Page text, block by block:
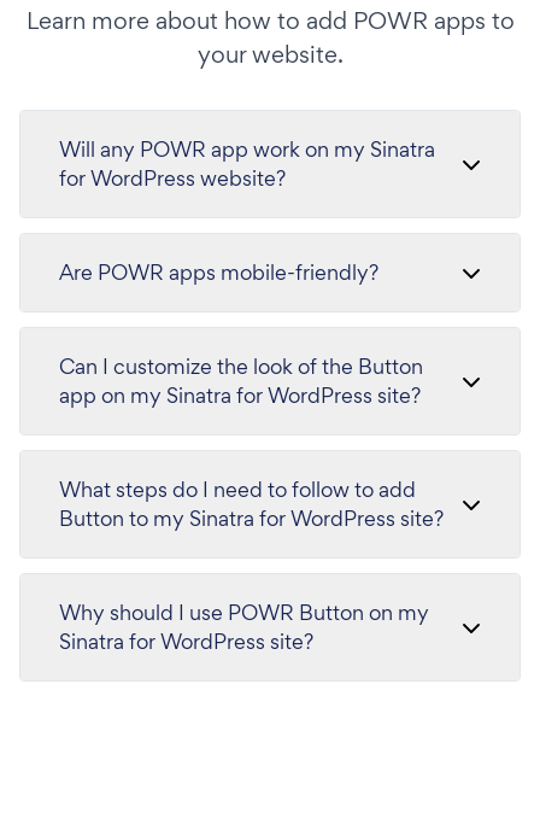
Learn more about how to add POWR apps to
your website.
Will any POWR app work on my Sinatra
for WordPress website?
Are POWR apps mobile-friendly?
Can I customize the look of the Button
app on my Sinatra for WordPress site?
What steps do I need to follow to add
Button to my Sinatra for WordPress site?
Why should I use POWR Button on my
Sinatra for WordPress site?